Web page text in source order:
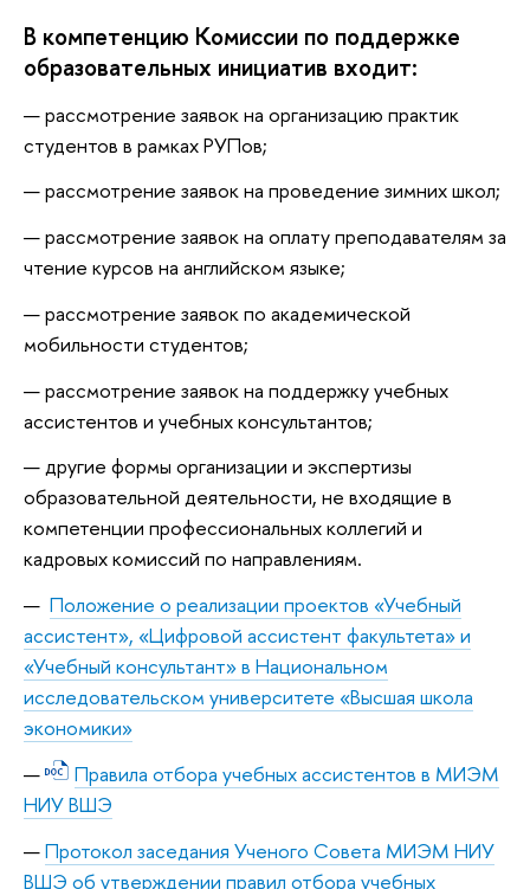
В компетенцию Комиссии по поддержке
образовательных инициатив входит:
рассмотрение заявок на организацию практик
студентов в рамках РУПов;
рассмотрение заявок на проведение зимних школ;
рассмотрение заявок на оплату преподавателям за
чтение курсов на английском языке;
рассмотрение заявок по академической
мобильности студентов;
рассмотрение заявок на поддержку учебных
ассистентов и учебных консультантов;
другие формы организации и экспертизы
образовательной деятельности, не входящие в
компетенции профессиональных коллегий и
кадровых комиссий по направлениям.
Положение о реализации проектов «Учебный
ассистент», «Цифровой ассистент факультета» и
«Учебный консультант» в Национальном
исследовательском университете «Высшая школа
экономики»
Правила отбора учебных ассистентов в МИЭМ
НИУ ВШЭ
Протокол заседания Ученого Совета МИЭМ НИУ
ВШЭ об утверждении правил отбора учебных